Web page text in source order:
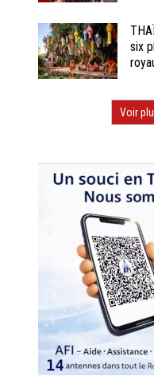
six
Voir